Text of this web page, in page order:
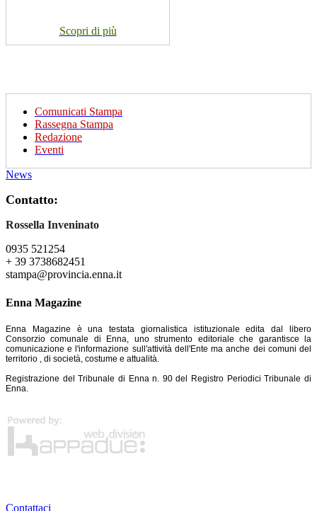
Scopri di più
Comunicati Stampa
Rassegna Stampa
Redazione
Eventi
News
Contatto:
Rossella Inveninato
0935 521254
+ 39 3738682451
stampa@provincia.enna.it
Enna Magazine
Enna Magazine è una testata giornalistica istituzionale edita dal libero
Consorzio comunale di Enna, uno strumento editoriale che garantisce la
comunicazione e l'informazione sull'attività dell'Ente ma anche dei comuni del
territorio , di società, costume e attualità.
Registrazione del Tribunale di Enna n. 90 del Registro Periodici Tribunale di
Enna.
Contattaci